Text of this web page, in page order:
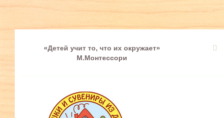
«Детей учит то, что их окружает»
М.Монтессори